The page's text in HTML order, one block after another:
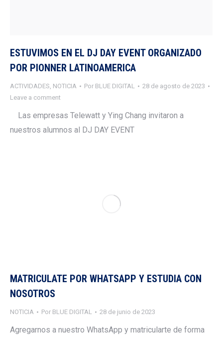
ESTUVIMOS EN EL DJ DAY EVENT ORGANIZADO
POR PIONNER LATINOAMERICA
ACTIVIDADES, NOTICIA Por BLUE DIGITAL
28 de agosto de 2023
Leave a comment
Las empresas Telewatt y Ying Chang invitaron a
nuestros alumnos al DJ DAY EVENT
MATRICULATE POR WHATSAPP Y ESTUDIA CON
NOSOTROS
NOTICIA Por BLUE DIGITAL 28 de junio de 2023
Agregarnos a nuestro WhatsApp y matricularte de forma